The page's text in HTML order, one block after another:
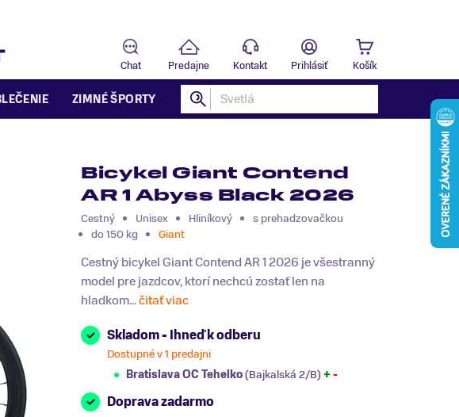
Chat Predajne Kontakt Prihlásiť Košík
ZIMNÉ ŠPORTY
Bicykel Giant Contend
AR 1 Abyss Black 2026
Cestný Unisex Hliníkový
s prehadzovačkou
do 150 kg
Giant
Cestný bicykel Giant Contend AR 1 2026 je všestranný
model pre jazdcov, ktorí nechcú zostať len na
hladkom...čitať viac
Skladom - Ihneď k odberu
Dostupné v 1 predajni
Bratislava OC Tehelko(Bajkalská 2/B) + -
Doprava zadarmo